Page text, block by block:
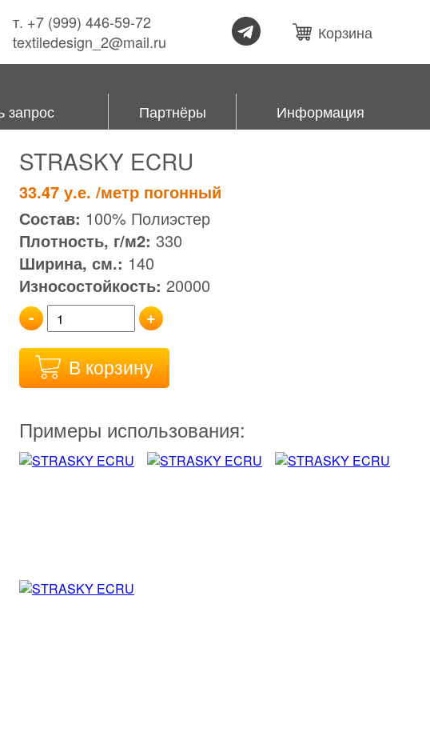
т. +7 (999) 446-59-72
textiledesign_2@mail.ru
Корзина
запрос Партнёры Информация
STRASKY ECRU
33.47 у.е. /метр погонный
Состав: 100% Полиэстер
Плотность, г/м2: 330
Ширина, см.: 140
Износостойкость: 20000
-
+
В корзину
Примеры использования: